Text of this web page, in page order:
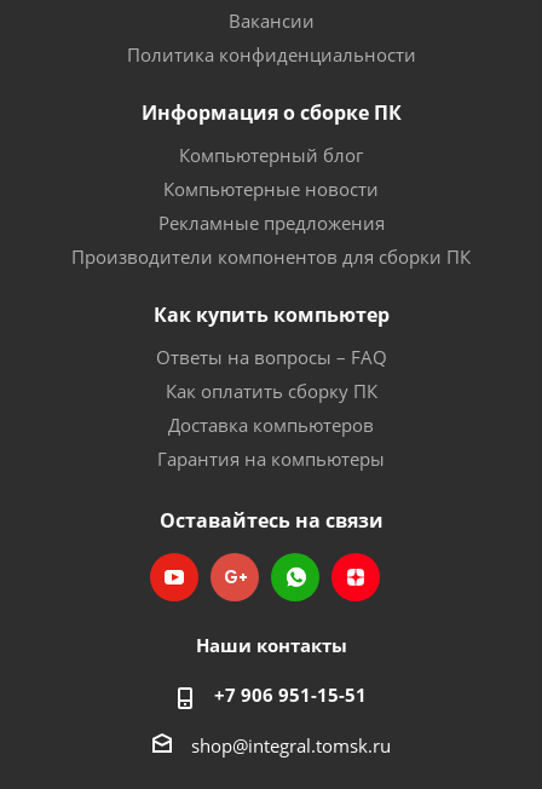
Вакансии
Политика конфиденциальности
Информация о сборке ПК
Компьютерный блог
Компьютерные новости
Рекламные предложения
Производители компонентов для сборки ПК
Как купить компьютер
Ответы на вопросы – FAQ
Как оплатить сборку ПК
Доставка компьютеров
Гарантия на компьютеры
Оставайтесь на связи
Наши контакты
+7 906 951-15-51
shop@integral.tomsk.ru